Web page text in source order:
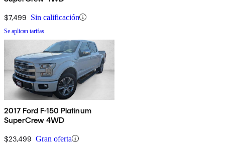
$7,499 Sin calificación
Se aplican tarifas
2017 Ford F-150 Platinum
SuperCrew 4WD
$23,499 Gran oferta